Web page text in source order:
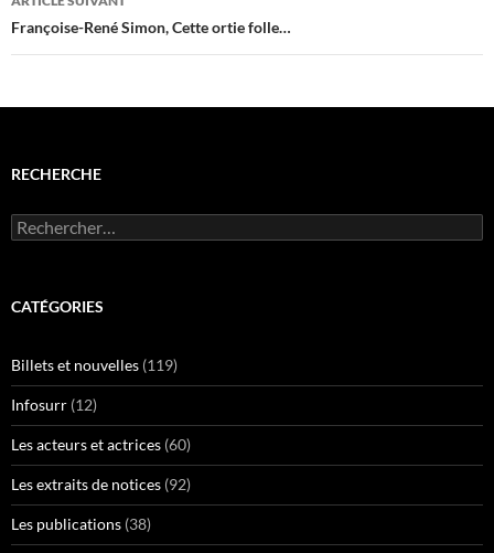
Françoise-René Simon, Cette ortie folle…
RECHERCHE
Rechercher :
CATÉGORIES
Billets et nouvelles (119)
Infosurr (12)
Les acteurs et actrices (60)
Les extraits de notices (92)
Les publications (38)